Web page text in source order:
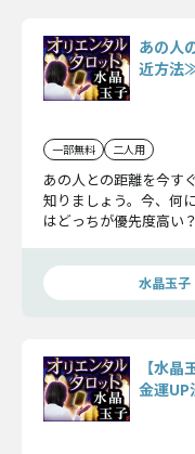
あの人
近方法
一部無料 二人用
あの人との距離を今す
知りましょう。今、何
はどっちが優先度高い
ードでお答えします
水晶玉子
【水
金運UP